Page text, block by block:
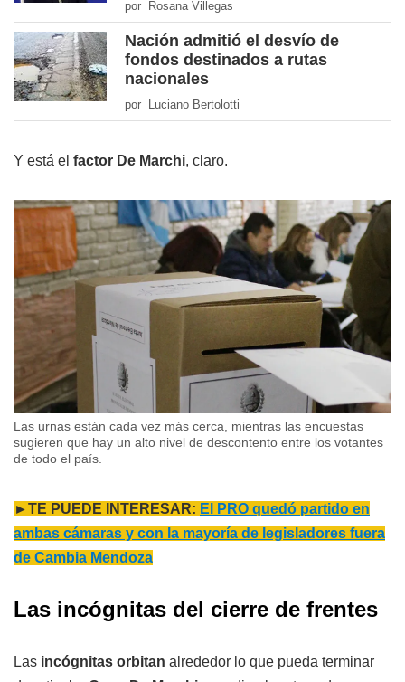
por Rosana Villegas
Nación admitió el desvío de
fondos destinados a rutas
nacionales
por Luciano Bertolotti
Y está el factor De Marchi, claro.
Las urnas están cada vez más cerca, mientras las encuestas
sugieren que hay un alto nivel de descontento entre los votantes
de todo el país.
►TE PUEDE INTERESAR: El PRO quedó partido en
ambas cámaras y con la mayoría de legisladores fuera
de Cambia Mendoza
Las incógnitas del cierre de frentes
Las incógnitas orbitan alrededor lo que pueda terminar